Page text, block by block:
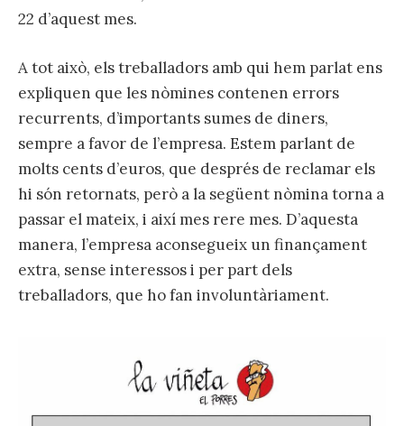
22 d’aquest mes.
A tot això, els treballadors amb qui hem parlat ens
expliquen que les nòmines contenen errors
recurrents, d’importants sumes de diners,
sempre a favor de l’empresa. Estem parlant de
molts cents d’euros, que després de reclamar els
hi són retornats, però a la següent nòmina torna a
passar el mateix, i així mes rere mes. D’aquesta
manera, l’empresa aconsegueix un finançament
extra, sense interessos i per part dels
treballadors, que ho fan involuntàriament.